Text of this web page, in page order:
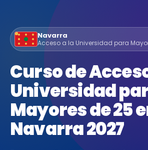
Navarra
Acceso a la Universidad para
Curso de
Universidad
Mayores de 25
Navarra 2027